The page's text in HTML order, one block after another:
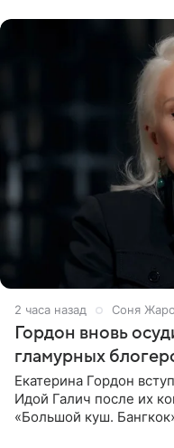
2 часа назад Соня
Гордон вновь
гламурных
Екатерина Гордон
Идой Галич после их
«Большой куш.